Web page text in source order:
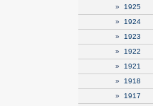
» 1925
» 1924
» 1923
» 1922
» 1921
» 1918
» 1917